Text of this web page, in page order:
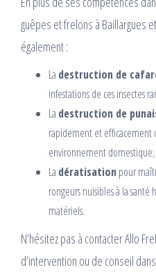
guêpes et frelons à Baillargues
également :
La destruction de
infestations de ces insectes
La destruction de
rapidement et efficacement
environnement domestique;
La dératisation pour
rongeurs nuisibles à la santé
matériels.
N’hésitez pas à contacter Allo
d’intervention ou de conseil